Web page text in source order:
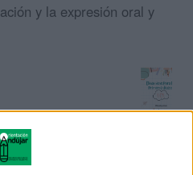
y la expresión oral y